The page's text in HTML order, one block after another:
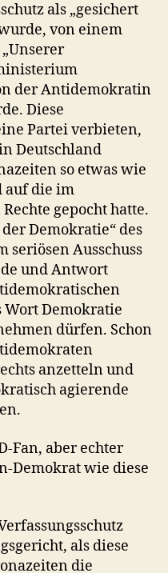
als „gesichert
von einem
der Antidemokratin
Diese
Partei verbieten,
Deutschland
so etwas wie
auf die im
gepocht hatte.
Demokratie“ des
seriösen Ausschuss
und Antwort
Wort Demokratie
dürfen. Schon
anzetteln und
agierende
Fan, aber echter
Demokrat wie diese
als diese
die